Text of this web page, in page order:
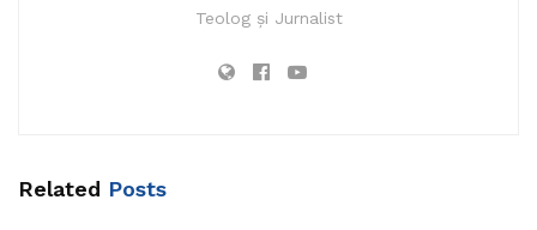
aparține lor, oamenilor.Teolog și Jurnalist
Related Posts